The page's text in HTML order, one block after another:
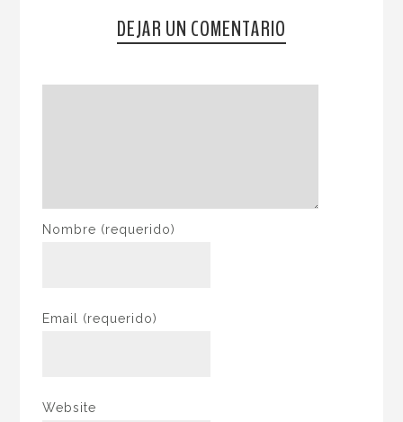
DEJAR UN COMENTARIO
Nombre (requerido)
Email (requerido)
Website